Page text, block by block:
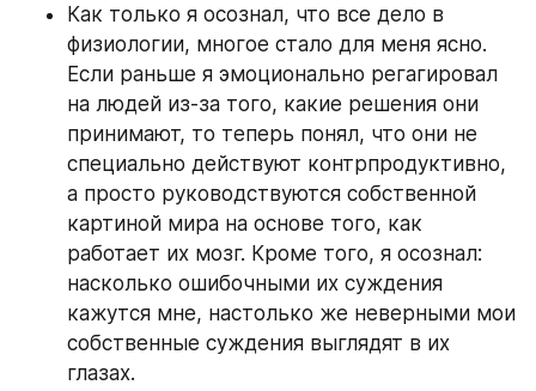
Как только я осознал, что все дело в
физиологии, многое стало для меня ясно.
Если раньше я эмоционально регагировал
на людей из-за того, какие решения они
принимают, то теперь понял, что они не
специально действуют контрпродуктивно,
а просто руководствуются собственной
картиной мира на основе того, как
работает их мозг. Кроме того, я осознал:
насколько ошибочными их суждения
кажутся мне, настолько же неверными мои
собственные суждения выглядят в их
глазах.